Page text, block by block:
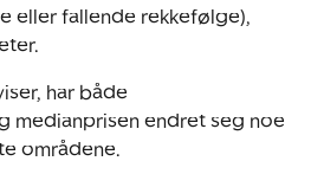
eller fallende rekkefølge),
har både
medianprisen endret seg noe
områdene.